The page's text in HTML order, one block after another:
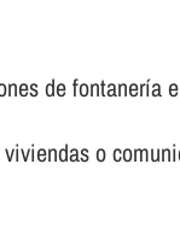
de fontanerí­a
o